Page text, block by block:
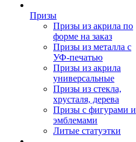
Призы
Призы из акрила по
форме на заказ
Призы из металла с
УФ-печатью
Призы из акрила
универсальные
Призы из стекла,
хрусталя, дерева
Призы с фигурами и
эмблемами
Литые статуэтки